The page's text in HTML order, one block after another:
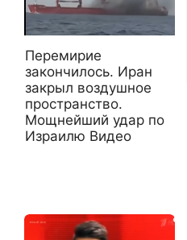
Перемирие
закончилось. Иран
закрыл воздушное
пространство.
Мощнейший удар по
Израилю Видео